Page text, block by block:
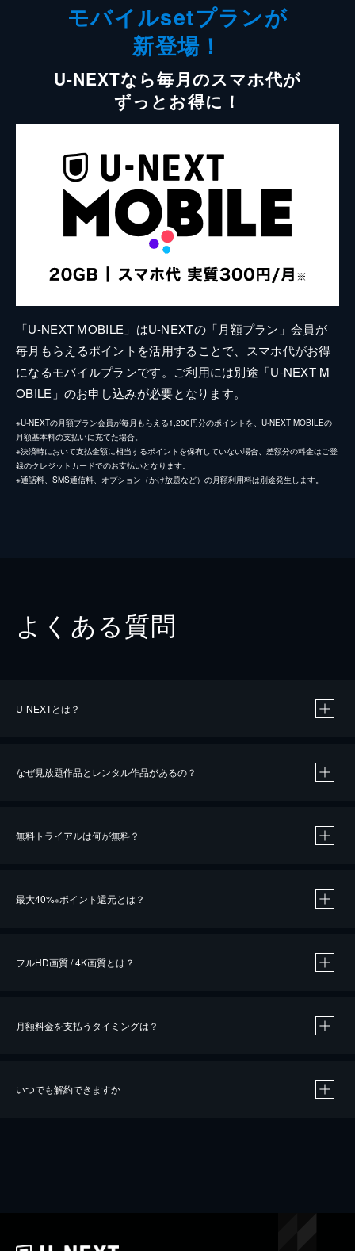
モバイルsetプランが
新登場！
U-NEXTなら毎月のスマホ代が
ずっとお得に！
「U-NEXT MOBILE」はU-NEXTの「月額プラン」会員が
毎月もらえるポイントを活用することで、スマホ代がお得
になるモバイルプランです。ご利用には別途「U-NEXT M
OBILE」のお申し込みが必要となります。
※U-NEXTの月額プラン会員が毎月もらえる1,200円分のポイントを、U-NEXT MOBILEの
月額基本料の支払いに充てた場合。
※決済時において支払金額に相当するポイントを保有していない場合、差額分の料金はご登
録のクレジットカードでのお支払いとなります。
※通話料、SMS通信料、オプション（かけ放題など）の月額利用料は別途発生します。
よくある質問
U-NEXTとは？
なぜ見放題作品とレンタル作品があるの？
無料トライアルは何が無料？
最大40%※ポイント還元とは？
※40％ポイント還元の対象は、クレジットカード決済による作品の購入 / レンタルです。
iOSアプリのUコイン決済による作品の購入 / レンタルは、20％のポイント還元です。
フルHD画質 / 4K画質とは？
月額料金を支払うタイミングは？
いつでも解約できますか